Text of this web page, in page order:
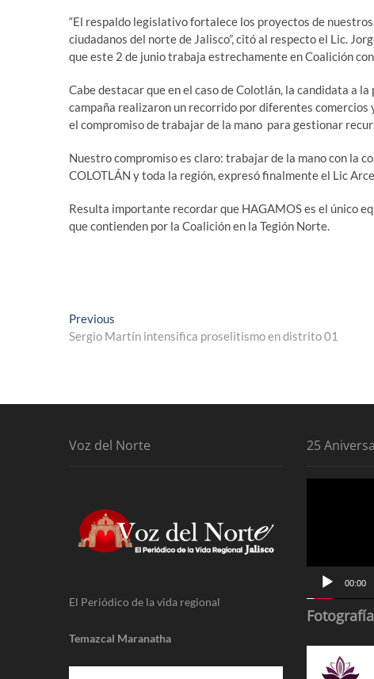
“El respaldo legislativo fortalece los proyectos de
ciudadanos del norte de Jalisco”, citó al respecto el Lic.
que este 2 de junio trabaja estrechamente en Coalición
Cabe destacar que en el caso de Colotlán, la candidata a
campaña realizaron un recorrido por diferentes
el compromiso de trabajar de la mano para gestionar
Nuestro compromiso es claro: trabajar de la mano con la
COLOTLÁN y toda la región, expresó finalmente el Lic
Resulta importante recordar que HAGAMOS es el único
que contienden por la Coalición en la Tegión Norte.
Navegación
de
Previous
post:
Sergio Martín intensifica proselitismo en distrito 01
Voz del Norte
El Periódico de la vida regional
Temazcal Maranatha
25
00:00
Fotografía